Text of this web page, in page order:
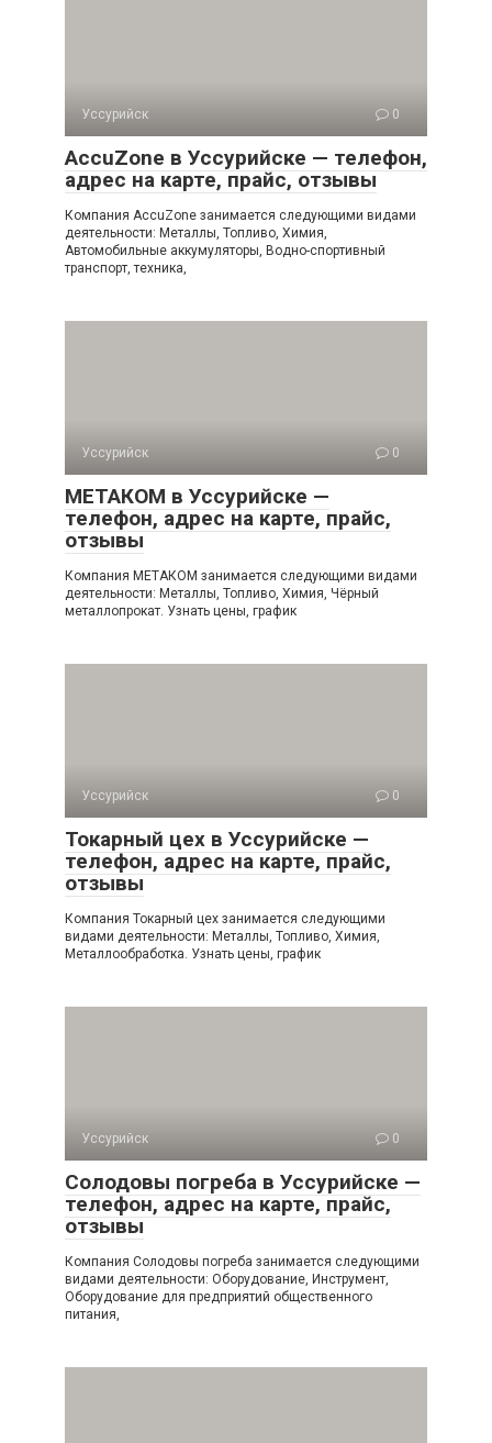
Уссурийск 0
AccuZone в Уссурийске — телефон,
адрес на карте, прайс, отзывы
Компания AccuZone занимается следующими видами
деятельности: Металлы, Топливо, Химия,
Автомобильные аккумуляторы, Водно-спортивный
транспорт, техника,
Уссурийск 0
МЕТАКОМ в Уссурийске —
телефон, адрес на карте, прайс,
отзывы
Компания МЕТАКОМ занимается следующими видами
деятельности: Металлы, Топливо, Химия, Чёрный
металлопрокат. Узнать цены, график
Уссурийск 0
Токарный цех в Уссурийске —
телефон, адрес на карте, прайс,
отзывы
Компания Токарный цех занимается следующими
видами деятельности: Металлы, Топливо, Химия,
Металлообработка. Узнать цены, график
Уссурийск 0
Солодовы погреба в Уссурийске —
телефон, адрес на карте, прайс,
отзывы
Компания Солодовы погреба занимается следующими
видами деятельности: Оборудование, Инструмент,
Оборудование для предприятий общественного
питания,